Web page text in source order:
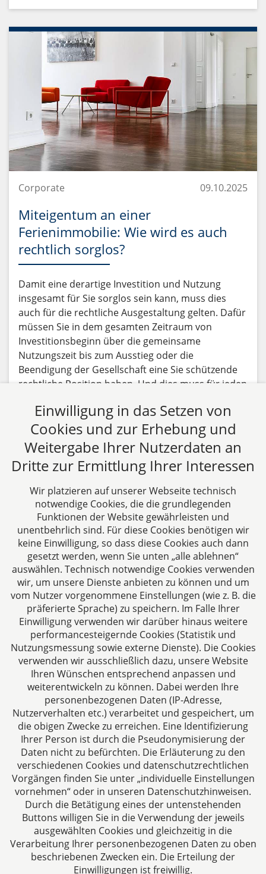
Corporate 09.10.2025
Miteigentum an einer
Ferienimmobilie: Wie wird es auch
rechtlich sorglos?
Damit eine derartige Investition und Nutzung
insgesamt für Sie sorglos sein kann, muss dies
auch für die rechtliche Ausgestaltung gelten. Dafür
müssen Sie in dem gesamten Zeitraum von
Investitionsbeginn über die gemeinsame
Nutzungszeit bis zum Ausstieg oder die
Beendigung der Gesellschaft eine Sie schützende
rechtliche Position haben. Und dies muss für jeden
gelten.
Beitrag lesen
Alle Fachbeiträge anzeigen
CTC LEGAL
Aachen
Jülicher Straße 215
52070 Aachen
Deutschland
Tel: +49 241 94621-0
Fax: +49 241 94621-111
E-Mail:kanzlei@dhk-law.com
Über uns
Ihre Ansprechpartner für Fragen rund um
Gesellschaftsrecht, Steuergestaltung und
Vertragsrecht.
Impressum
Einwilligung in das Setzen von
Cookies und zur Erhebung und
Weitergabe Ihrer Nutzerdaten an
Dritte zur Ermittlung Ihrer Interessen
Wir platzieren auf unserer Webseite technisch
notwendige Cookies, die die grundlegenden
Funktionen der Website gewährleisten und
unentbehrlich sind. Für diese Cookies benötigen wir
keine Einwilligung, so dass diese Cookies auch dann
gesetzt werden, wenn Sie unten „alle ablehnen“
auswählen. Technisch notwendige Cookies verwenden
wir, um unsere Dienste anbieten zu können und um
vom Nutzer vorgenommene Einstellungen (wie z. B. die
präferierte Sprache) zu speichern. Im Falle Ihrer
Einwilligung verwenden wir darüber hinaus weitere
performancesteigernde Cookies (Statistik und
Nutzungsmessung sowie externe Dienste). Die Cookies
verwenden wir ausschließlich dazu, unsere Website
Ihren Wünschen entsprechend anpassen und
weiterentwickeln zu können. Dabei werden Ihre
personenbezogenen Daten (IP-Adresse,
Nutzerverhalten etc.) verarbeitet und gespeichert, um
die obigen Zwecke zu erreichen. Eine Identifizierung
Ihrer Person ist durch die Pseudonymisierung der
Daten nicht zu befürchten. Die Erläuterung zu den
verschiedenen Cookies und datenschutzrechtlichen
Vorgängen finden Sie unter „individuelle Einstellungen
vornehmen“ oder in unseren Datenschutzhinweisen.
Durch die Betätigung eines der untenstehenden
Buttons willigen Sie in die Verwendung der jeweils
ausgewählten Cookies und gleichzeitig in die
Verarbeitung Ihrer personenbezogenen Daten zu oben
beschriebenen Zwecken ein. Die Erteilung der
Einwilligungen ist freiwillig.